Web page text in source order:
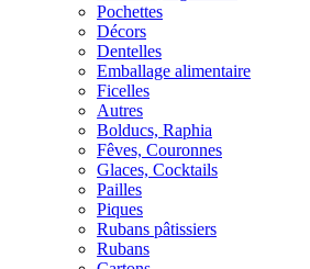
Pochettes
Décors
Dentelles
Emballage alimentaire
Ficelles
Autres
Bolducs, Raphia
Fêves, Couronnes
Glaces, Cocktails
Pailles
Piques
Rubans pâtissiers
Rubans